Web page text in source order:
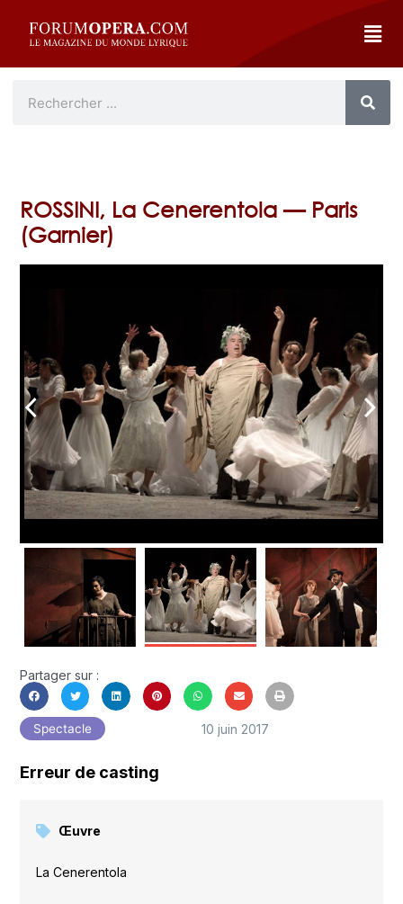
ROSSINI, La Cenerentola — Paris
(Garnier)
arrow_back_ios arrow_forward_ios
Partager sur :
Spectacle 10 juin 2017
Erreur de casting
Œuvre
La Cenerentola